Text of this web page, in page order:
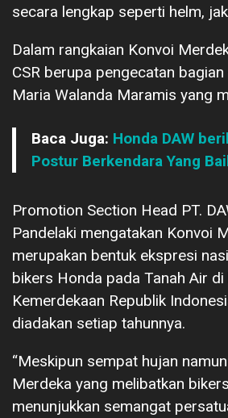
secara lengkap seperti helm,
Dalam rangkaian Konvoi
CSR berupa pengecatan
Maria Walanda Maramis yang
Baca Juga: Honda DAW
Postur Berkendara Yang
Promotion Section Head PT.
Pandelaki mengatakan Konvoi
merupakan bentuk ekspresi
bikers Honda pada Tanah Air di
Kemerdekaan Republik
diadakan setiap tahunnya.
“Meskipun sempat hujan
Merdeka yang melibatkan bikers
menunjukkan semangat